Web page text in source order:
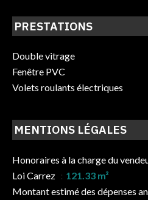
PRESTATIONS
Double vitrage
Fenêtre PVC
Volets roulants électriques
MENTIONS LÉGALES
Honoraires à la charge du
Loi Carrez
121.33 m²
Montant estimé des dépenses